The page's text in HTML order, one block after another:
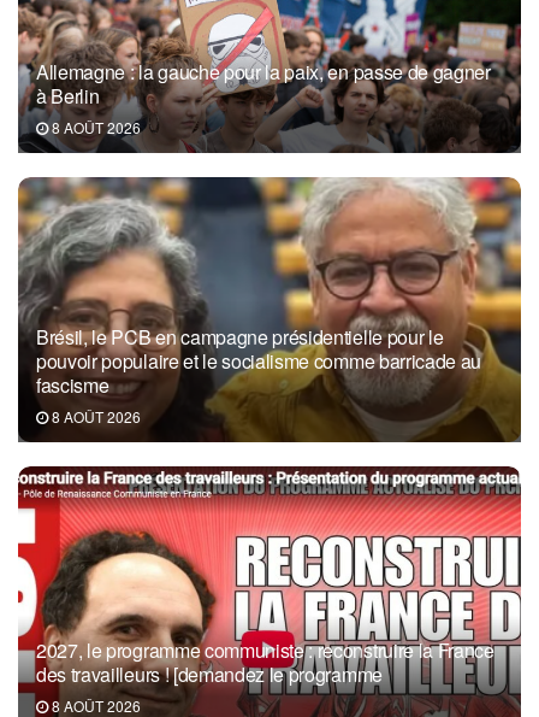
Allemagne : la gauche pour la paix, en passe de gagner
à Berlin
8 AOÛT 2026
Brésil, le PCB en campagne présidentielle pour le
pouvoir populaire et le socialisme comme barricade au
fascisme
8 AOÛT 2026
2027, le programme communiste : reconstruire la France
des travailleurs ! [demandez le programme
8 AOÛT 2026